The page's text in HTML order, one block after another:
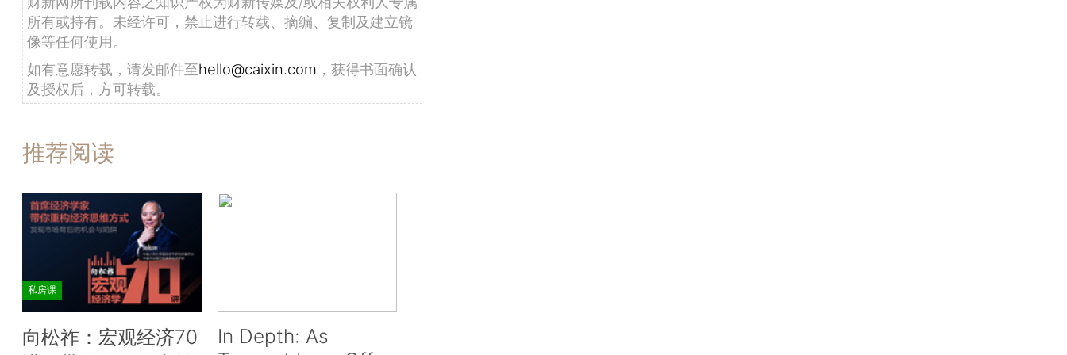
所有或持有。未经许可，禁止进行转载、摘编、复制及建立镜
像等任何使用。
如有意愿转载，请发邮件至hello@caixin.com ，获得书面确认
及授权后，方可转载。
推荐阅读
私房课
向松祚：宏观经济70
In Depth: As